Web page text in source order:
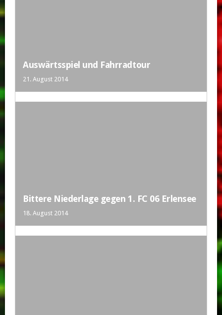
Auswärtsspiel und Fahrradtour
21. August 2014
Bittere Niederlage gegen 1. FC 06 Erlensee
18. August 2014